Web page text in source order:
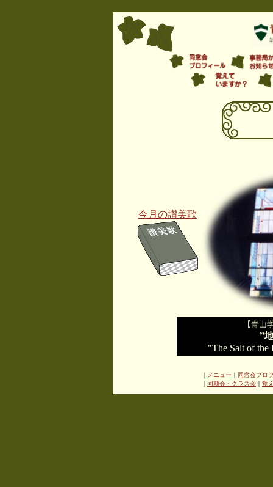
今月の讃美歌
【青山
”
"The Salt of the
｜ メニュー ｜ 同窓会プロ
｜ 同期会・クラス会 ｜ 覚